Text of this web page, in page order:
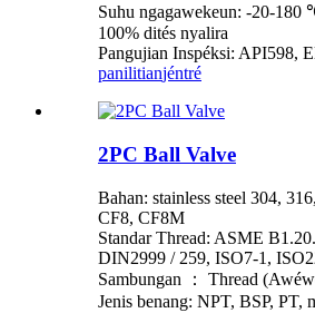
Suhu ngagawekeun: -20-180
100% dités nyalira
Pangujian Inspéksi: API598,
panilitianjéntré
2PC Ball Valve
Bahan: stainless steel 304,
CF8, CF8M
Standar Thread: ASME
DIN2999 / 259, ISO7-1,
Sambungan ： Thread
Jenis benang: NPT, BSP, PT,